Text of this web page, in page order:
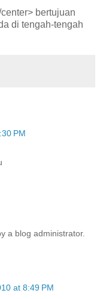
bertujuan
di tengah-tengah
PM
a blog administrator.
at 8:49 PM